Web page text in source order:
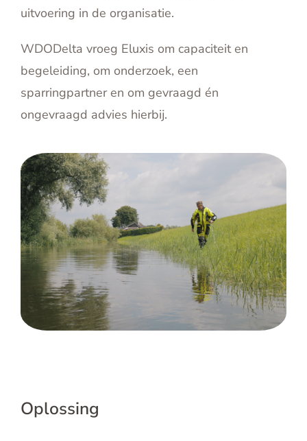
uitvoering in de organisatie.
WDODelta vroeg Eluxis om capaciteit en
begeleiding, om onderzoek, een
sparringpartner en om gevraagd én
ongevraagd advies hierbij.
Oplossing